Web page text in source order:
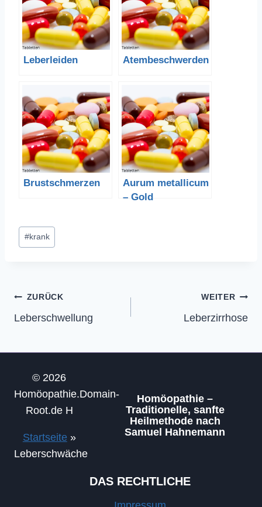
Leberleiden Atembeschwerden
Brustschmerzen
Aurum metallicum
– Gold
Schlagworte:
#krank
Beitragsnavigation
ZURÜCK
Leberschwellung
WEITER
Leberzirrhose
© 2026
Homöopathie.Domain-
Root.de H
Startseite»
Leberschwäche
Homöopathie –
Traditionelle, sanfte
Heilmethode nach
Samuel Hahnemann
DAS RECHTLICHE